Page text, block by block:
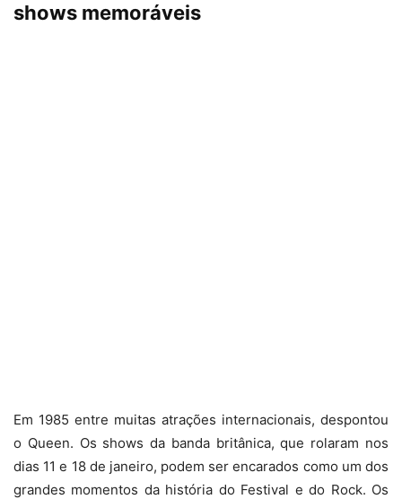
shows memoráveis
Em 1985 entre muitas atrações internacionais, despontou
o Queen. Os shows da banda britânica, que rolaram nos
dias 11 e 18 de janeiro, podem ser encarados como um dos
grandes momentos da história do Festival e do Rock. Os